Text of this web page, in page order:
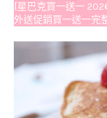
[星巴克買一送一
外送促銷買一送一完